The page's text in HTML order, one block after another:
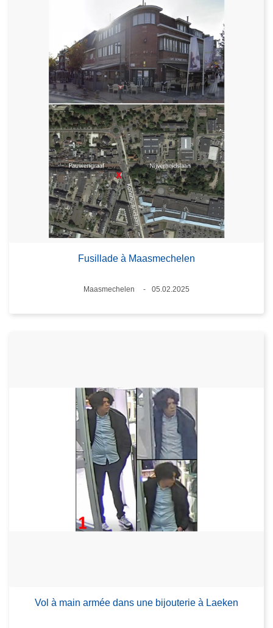
Fusillade à Maasmechelen
Lieux
Maasmechelen
05.02.2025
Vol à main armée dans une bijouterie à Laeken